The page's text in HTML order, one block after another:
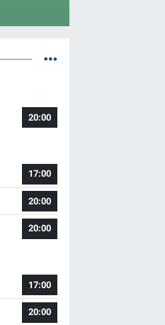
20:00
17:00
20:00
20:00
17:00
20:00